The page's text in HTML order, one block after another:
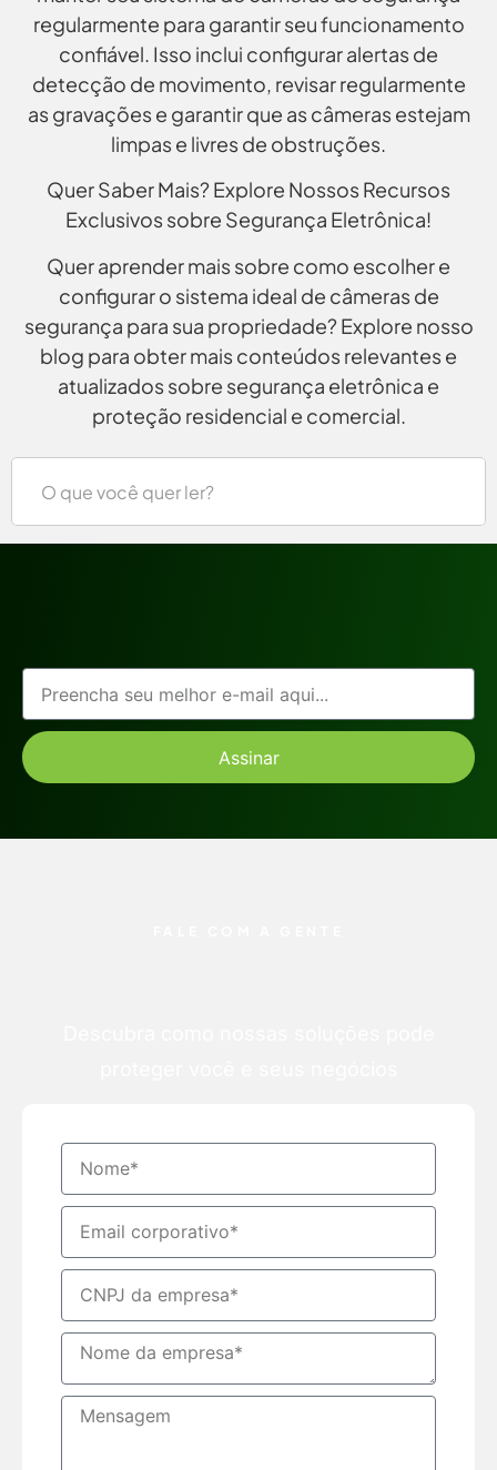
regularmente para garantir seu funcionamento
confiável. Isso inclui configurar alertas de
detecção de movimento, revisar regularmente
as gravações e garantir que as câmeras estejam
limpas e livres de obstruções.
Quer Saber Mais? Explore Nossos Recursos
Exclusivos sobre Segurança Eletrônica!
Quer aprender mais sobre como escolher e
configurar o sistema ideal de câmeras de
segurança para sua propriedade? Explore nosso
blog para obter mais conteúdos relevantes e
atualizados sobre segurança eletrônica e
proteção residencial e comercial.
Assinar